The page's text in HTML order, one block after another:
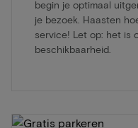
begin je optimaal
je bezoek. Haasten
service! Let op: het is
beschikbaarheid.